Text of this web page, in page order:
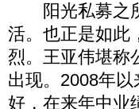
阳光私募之所
活。也正是如此
烈。王亚伟堪称
出现。2008年
好，在来年中业